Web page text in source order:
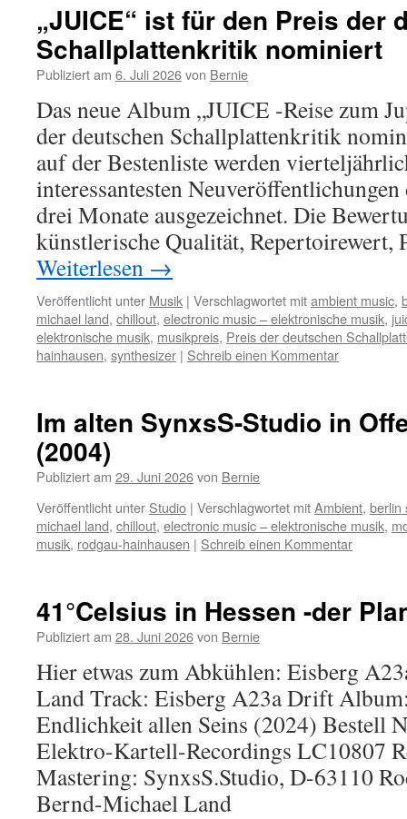
„JUICE“ ist für den Preis der
Schallplattenkritik nominiert
Publiziert am 6. Juli 2026von Bernie
Das neue Album „JUICE -Reise zum
der deutschen Schallplattenkritik
auf der Bestenliste werden
interessantesten Neuveröffentlichungen
drei Monate ausgezeichnet. Die
künstlerische Qualität,
Weiterlesen →
Veröffentlicht unter Musik | Verschlagwortet mitambient music,
michael land, chillout, electronic music – elektronische musik,
elektronische musik, musikpreis, Preis der deutschen
hainhausen, synthesizer | Schreib einen Kommentar
Im alten SynxsS-Studio in
(2004)
Publiziert am 29. Juni 2026von Bernie
Veröffentlicht unter Studio | Verschlagwortet mitAmbient, berlin
michael land, chillout, electronic music – elektronische musik,
musik, rodgau-hainhausen | Schreib einen Kommentar
41°Celsius in Hessen -der
Publiziert am 28. Juni 2026von Bernie
Hier etwas zum Abkühlen: Eisberg
Land Track: Eisberg A23a Drift
Endlichkeit allen Seins (2024) Bestell
Elektro-Kartell-Recordings LC10807
Mastering: SynxsS.Studio, D-63110
Bernd-Michael Land